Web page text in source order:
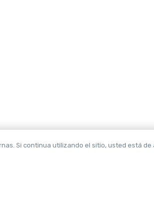
Si continua utilizando el sitio, usted está de